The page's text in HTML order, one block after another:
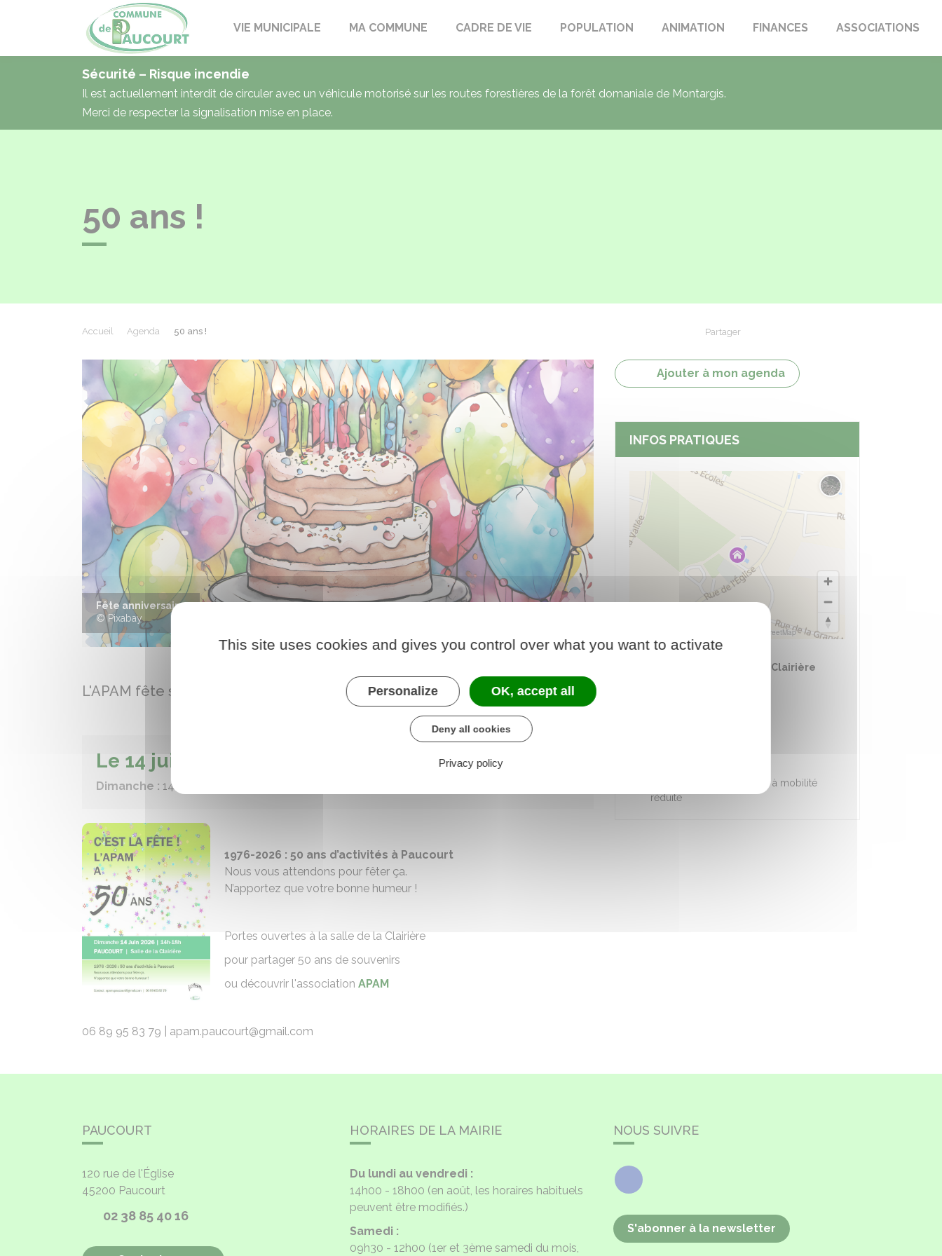
PaucourtVIE MUNICIPALE MA COMMUNE CADRE DE VIE POPULATION ANIMATION FINANCES ASSOCIATIONS
Sécurité – Risque incendie
Il est actuellement interdit de circuler avec un véhicule motorisé sur les routes forestières de la forêt domaniale de Montargis.
Merci de respecter la signalisation mise en place.
50 ans !
Accueil Agenda 50 ans ! Partager
Les 50 ans de l'APAM
Précédent Suivant
L'APAM fête son anniversaire
Le 14 juin 2026
Dimanche : 14h00 - 18h00
1976-2026 : 50 ans d’activités à Paucourt
Nous vous attendons pour fêter ça.
N’apportez que votre bonne humeur !
Portes ouvertes à la salle de la Clairière
pour partager 50 ans de souvenirs
ou découvrir l'association APAM
06 89 95 83 79 | apam.paucourt@gmail.com
Ajouter à mon agenda
INFOS PRATIQUES
© Contributeurs d'OpenStreetMap
Changer le fond de carte
Salle polyvalente de la Clairière
Accessible aux personnes à mobilité
réduite
PAUCOURT
120 rue de l'Église
45200 Paucourt
02 38 85 40 16
HORAIRES DE LA MAIRIE
Du lundi au vendredi :
14h00 - 18h00 (en août, les horaires habituels
peuvent être modifiés.)
Samedi :
09h30 - 12h00 (1er et 3ème samedi du mois,
NOUS SUIVRE
Facebook
S'abonner à la newsletter
This site uses cookies and gives you control over what you want to activate
Personalize OK, accept all
Deny all cookies
Privacy policy